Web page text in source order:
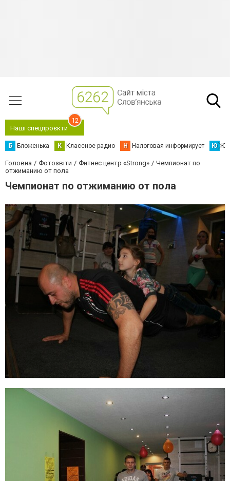
Наші спецпроєкти
12
Б Бложенька К Классное радио Н Налоговая информирует Ю
Головна Фотозвіти Фитнес центр «Strong»
Чемпионат по
отжиманию от пола
Чемпионат по отжиманию от пола